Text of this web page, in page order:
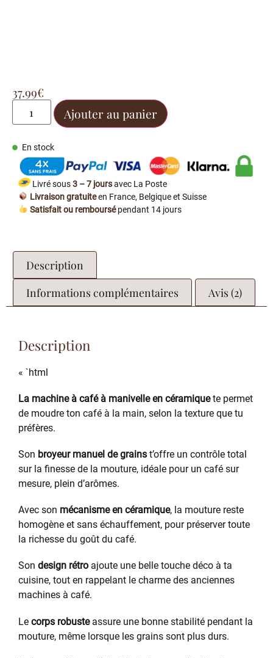
37.99€
Ajouter au panier
En stock
Livré sous3 – 7 joursavec La Poste
Livraison gratuiteen France, Belgique et Suisse
Satisfait ou remboursépendant 14 jours
Description
Informations complémentaires
Avis (2)
Description
« `html
La machine à café à manivelle en céramiquete permet
de moudre ton café à la main, selon la texture que tu
préfères.
Son broyeur manuel de grains t’offre un contrôle total
sur la finesse de la mouture, idéale pour un café sur
mesure, plein d’arômes.
Avec son mécanisme en céramique, la mouture reste
homogène et sans échauffement, pour préserver toute
la richesse du goût du café.
Son design rétro ajoute une belle touche déco à ta
cuisine, tout en rappelant le charme des anciennes
machines à café.
Le corps robusteassure une bonne stabilité pendant la
mouture, même lorsque les grains sont plus durs.